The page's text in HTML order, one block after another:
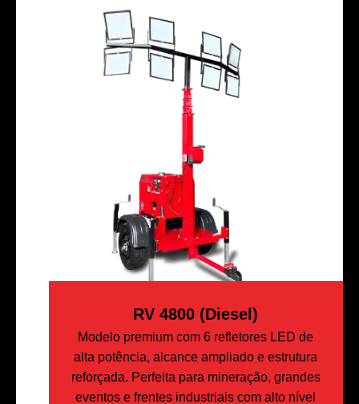
RV 4800 (Diesel)
Modelo premium com 6 refletores LED de
alta potência, alcance ampliado e estrutura
reforçada. Perfeita para mineração, grandes
eventos e frentes industriais com alto nível